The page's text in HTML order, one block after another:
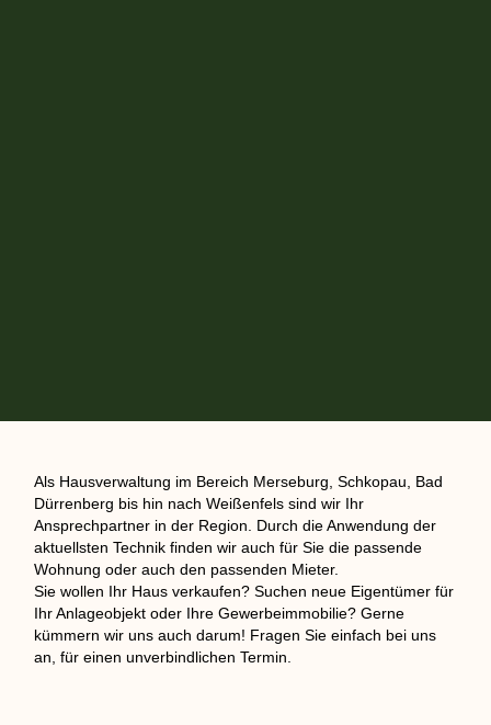
Als Hausverwaltung im Bereich Merseburg, Schkopau, Bad
Dürrenberg bis hin nach Weißenfels sind wir Ihr
Ansprechpartner in der Region. Durch die Anwendung der
aktuellsten Technik finden wir auch für Sie die passende
Wohnung oder auch den passenden Mieter.
Sie wollen Ihr Haus verkaufen? Suchen neue Eigentümer für
Ihr Anlageobjekt oder Ihre Gewerbeimmobilie? Gerne
kümmern wir uns auch darum! Fragen Sie einfach bei uns
an, für einen unverbindlichen Termin.